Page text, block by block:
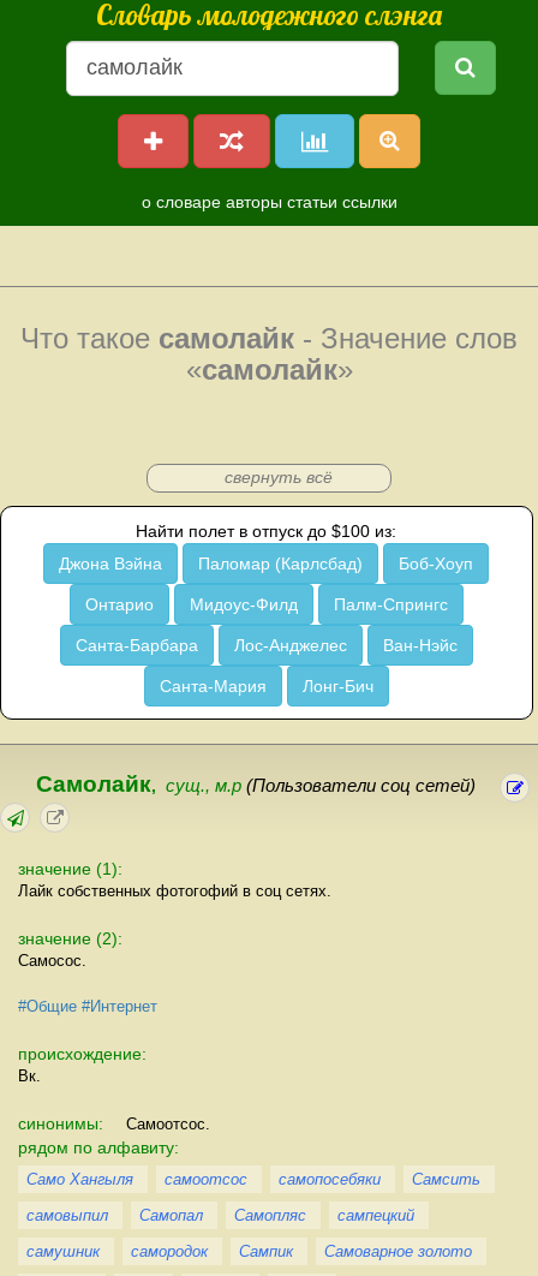
Словарь молодежного слэнга
о словаре авторы статьи ссылки
Что такое самолайк - Значение слов
«самолайк»
свернуть всё
Найти полет в отпуск до $100 из:
Джона Вэйна
Паломар (Карлсбад) Боб-Хоуп
Онтарио Мидоус-Филд Палм-Спрингс
Санта-Барбара Лос-Анджелес Ван-Нэйс
Санта-Мария Лонг-Бич
Самолайк, сущ., м.р (Пользователи соц сетей)
значение (1):
Лайк собственных фотогофий в соц сетях.
значение (2):
Самосос.
#Общие #Интернет
происхождение:
Вк.
синонимы: Самоотсос.
рядом по алфавиту:
Само Хангыля самоотсос самопосебяки
Самсить
самовыпил
Самопал Самопляс
сампецкий
самушник
самородок Сампик
Самоварное золото